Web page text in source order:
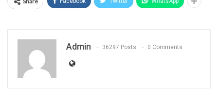
Admin 36297 Posts 0 Comments